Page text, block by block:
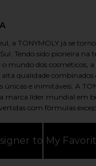
a TONYMOLY já se
Tendo sido pioneira na
mundo dos cosméticos,
alta qualidade
únicas e inimitáveis. A
marca líder mundial em
com fórmulas
to My